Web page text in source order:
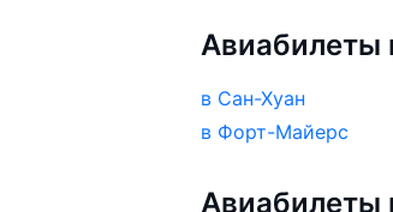
Авиабилеты
в Сан-Хуан
в Форт-Майерс
Авиабилеты